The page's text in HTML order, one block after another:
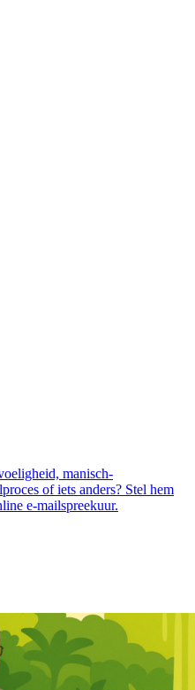
manisch-
of iets anders? Stel hem
e-mailspreekuur.